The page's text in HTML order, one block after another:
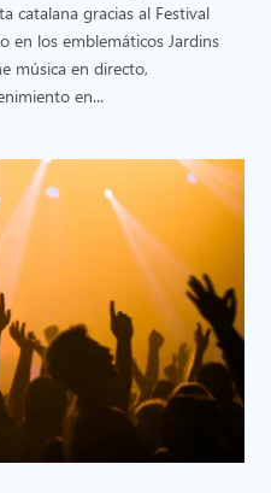
catalana gracias al Festival
en los emblemáticos Jardins
música en directo,
en...